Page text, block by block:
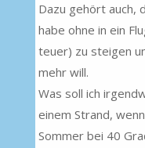
Dazu gehört auch,
habe ohne in ein
teuer) zu steigen
mehr will.
Was soll ich
einem Strand,
Sommer bei 40